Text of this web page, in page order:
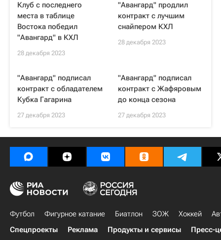
Клуб с последнего
места в таблице
Востока победил
"Авангард" в КХЛ
28 декабря 2023
"Авангард" продлил
контракт с лучшим
снайпером КХЛ
28 декабря 2023
"Авангард" подписал
контракт с обладателем
Кубка Гагарина
27 декабря 2023
"Авангард" подписал
контракт с Жафяровым
до конца сезона
27 декабря 2023
Футбол Фигурное катание Биатлон ЗОЖ Хоккей
Спецпроекты
Реклама Продукты и сервисы Пресс-